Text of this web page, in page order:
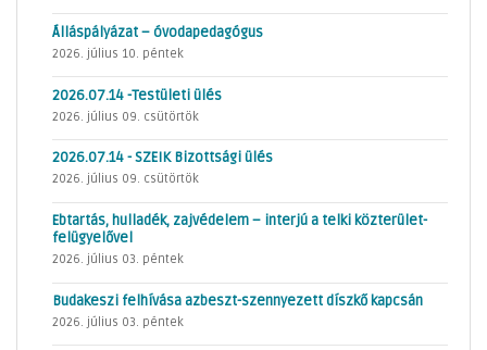
Álláspályázat – óvodapedagógus
2026. július 10. péntek
2026.07.14 -Testületi ülés
2026. július 09. csütörtök
2026.07.14 - SZEIK Bizottsági ülés
2026. július 09. csütörtök
Ebtartás, hulladék, zajvédelem – interjú a telki közterület-
felügyelővel
2026. július 03. péntek
Budakeszi felhívása azbeszt-szennyezett díszkő kapcsán
2026. július 03. péntek